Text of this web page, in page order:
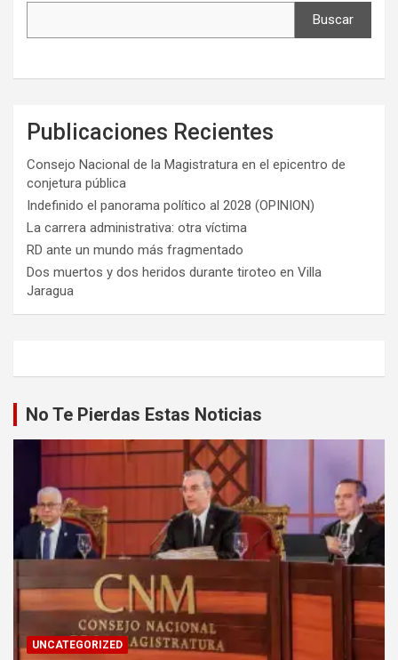
Buscar
Publicaciones Recientes
Consejo Nacional de la Magistratura en el epicentro de
conjetura pública
Indefinido el panorama político al 2028 (OPINION)
La carrera administrativa: otra víctima
RD ante un mundo más fragmentado
Dos muertos y dos heridos durante tiroteo en Villa
Jaragua
No Te Pierdas Estas Noticias
UNCATEGORIZED